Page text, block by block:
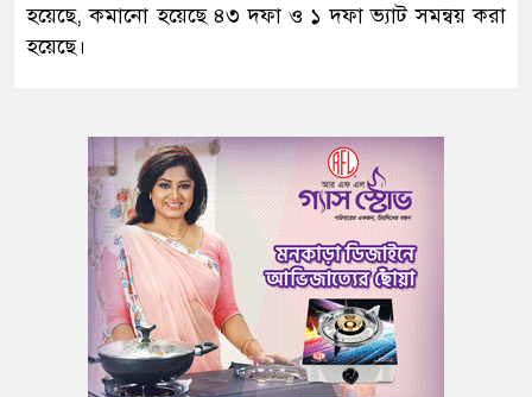
হয়েছে, কমানো হয়েছে ৪৩ দফা ও ১ দফা ভ্যাট সমন্বয় করা
হয়েছে।